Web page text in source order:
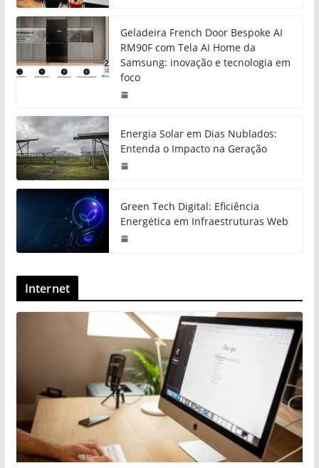
Geladeira French Door Bespoke AI
RM90F com Tela AI Home da
Samsung: inovação e tecnologia em
foco
Energia Solar em Dias Nublados:
Entenda o Impacto na Geração
Green Tech Digital: Eficiência
Energética em Infraestruturas Web
Internet